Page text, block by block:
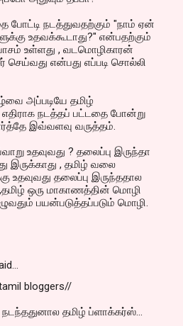
போட்டி நடத்துவதற்கும் "நாம் ஏன்
உதவக்கூடாது?" என்பதற்கும்
உள்ளது , வடமொழிகாரன்
செய்வது என்பது எப்படி சொல்லி
அப்படியே தமிழ்
நடத்தப் பட்டதை போன்று
இவ்வளவு வருத்தம்.
உதவுவது ? தலைப்பு இருந்தா
இருக்காது , தமிழ் வலை
உதவுவது தலைப்பு இருந்ததால
ஒரு மாகாணத்தின் மொழி
பயன்படுத்தப்படும் மொழி.
bloggers//
தமிழ் ப்ளாக்கர்ஸ்...